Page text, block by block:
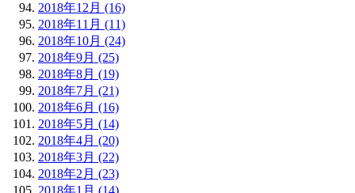
2018年12月 (16)
2018年11月 (11)
2018年10月 (24)
2018年9月 (25)
2018年8月 (19)
2018年7月 (21)
2018年6月 (16)
2018年5月 (14)
2018年4月 (20)
2018年3月 (22)
2018年2月 (23)
2018年1月 (14)